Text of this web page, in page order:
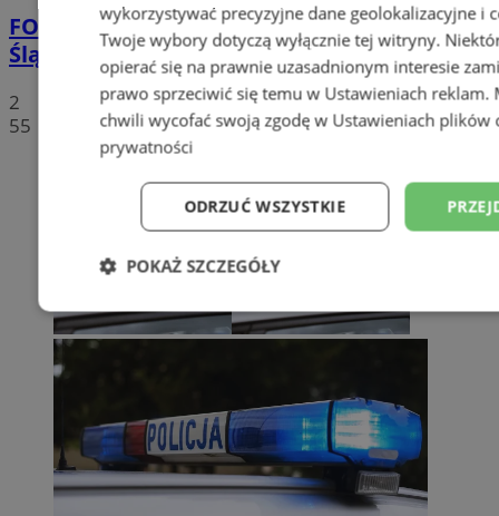
FOTO
Tłumy przed Areną Zabrze. Za nami
Śląska Scena Letnia z gwiazdami rapu!
2
55
wykorzystywać precyzyjne dane geolokalizacyjne i
Twoje wybory dotyczą wyłącznie tej witryny.
opierać się na prawnie uzasadnionym interesie
prawo sprzeciwić się temu w Ustawieniach reklam.
chwili wycofać swoją zgodę w Ustawieniach plików
prywatności
ODRZUĆ WSZYSTKIE
POKAŻ SZCZEGÓŁY
Niezbędne Wydajność
Niesklasyfikowane